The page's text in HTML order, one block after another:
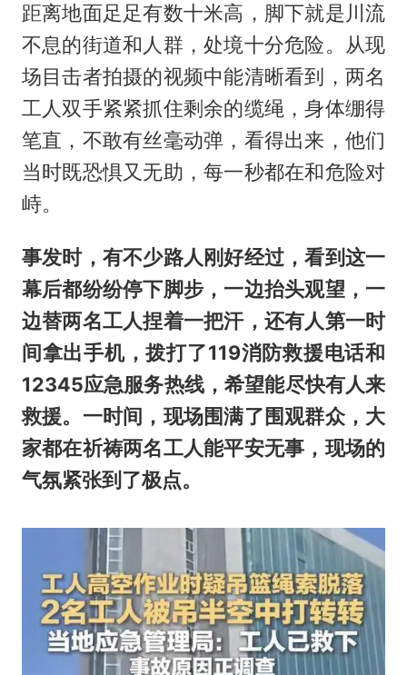
距离地面足足有数十米高，脚下就是川流
不息的街道和人群，处境十分危险。从现
场目击者拍摄的视频中能清晰看到，两名
工人双手紧紧抓住剩余的缆绳，身体绷得
笔直，不敢有丝毫动弹，看得出来，他们
当时既恐惧又无助，每一秒都在和危险对
峙。
事发时，有不少路人刚好经过，看到这一
幕后都纷纷停下脚步，一边抬头观望，一
边替两名工人捏着一把汗，还有人第一时
间拿出手机，拨打了119消防救援电话和
12345应急服务热线，希望能尽快有人来
救援。一时间，现场围满了围观群众，大
家都在祈祷两名工人能平安无事，现场的
气氛紧张到了极点。